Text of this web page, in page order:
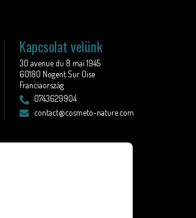
Kapcsolat velünk
30 avenue du 8 mai 1945
60180 Nogent Sur Oise
Franciaország
0743629904
contact@cosmeto-nature.com